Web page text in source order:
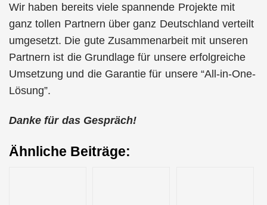
Wir haben bereits viele spannende Projekte mit
ganz tollen Partnern über ganz Deutschland verteilt
umgesetzt. Die gute Zusammenarbeit mit unseren
Partnern ist die Grundlage für unsere erfolgreiche
Umsetzung und die Garantie für unsere “All-in-One-
Lösung”.
Danke für das Gespräch!
Ähnliche Beiträge: